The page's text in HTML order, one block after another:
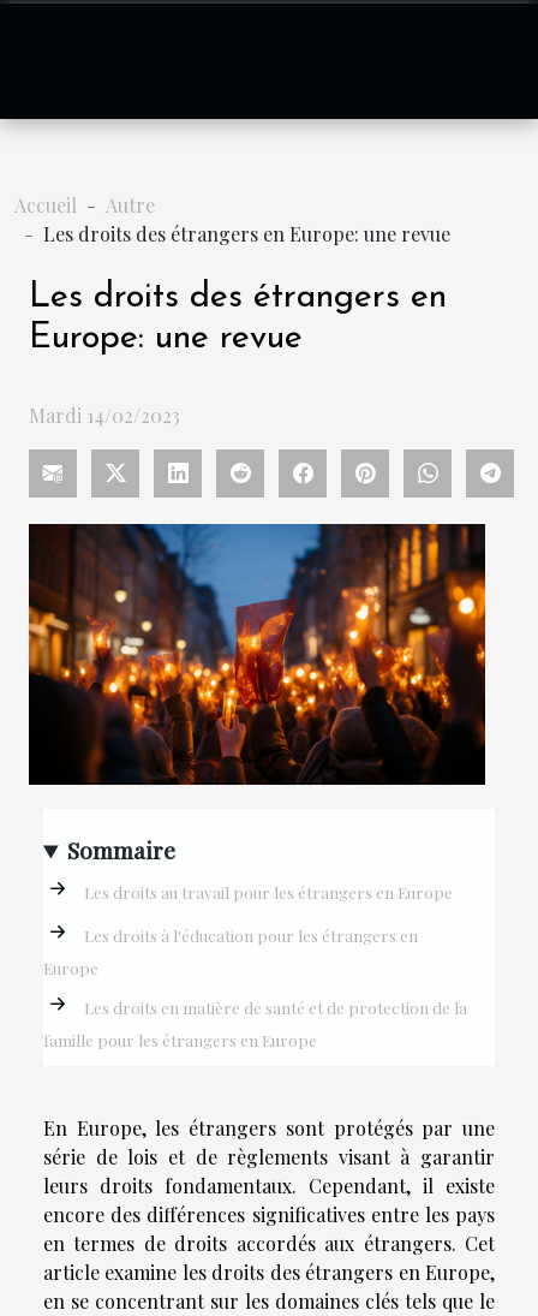
Accueil
Autre
Les droits des étrangers en Europe: une revue
Les droits des étrangers en
Europe: une revue
Mardi 14/02/2023
Sommaire
Les droits au travail pour les étrangers en Europe
Les droits à l'éducation pour les étrangers en
Europe
Les droits en matière de santé et de protection de la
famille pour les étrangers en Europe
En Europe, les étrangers sont protégés par une
série de lois et de règlements visant à garantir
leurs droits fondamentaux. Cependant, il existe
encore des différences significatives entre les pays
en termes de droits accordés aux étrangers. Cet
article examine les droits des étrangers en Europe,
en se concentrant sur les domaines clés tels que le